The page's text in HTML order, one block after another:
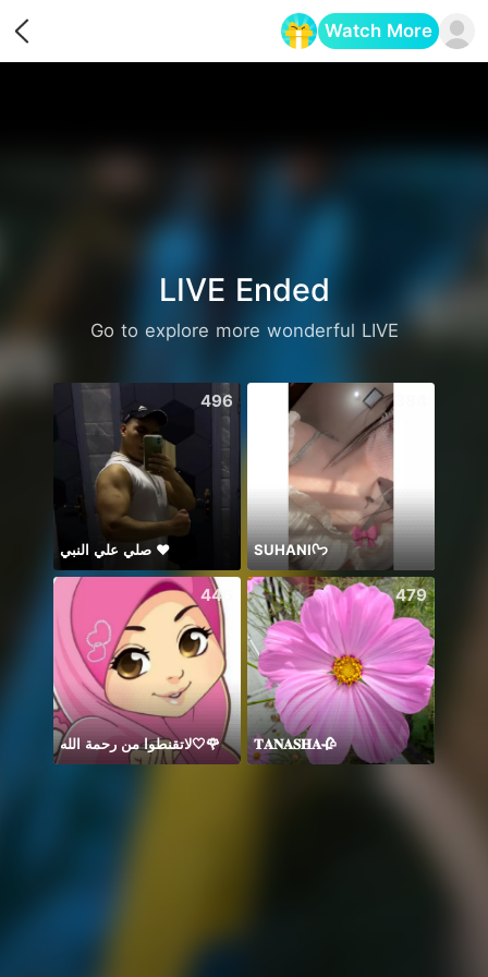
Watch More
LIVE Ended
Go to explore more wonderful LIVE
496
صلي علي النبي ♥️ SUHANIᢉ𐭩
446
لاتقنطوا من رحمة الله🤍🌹
479
𝐓𝐀𝐍𝐀𝐒𝐇𝐀🥀